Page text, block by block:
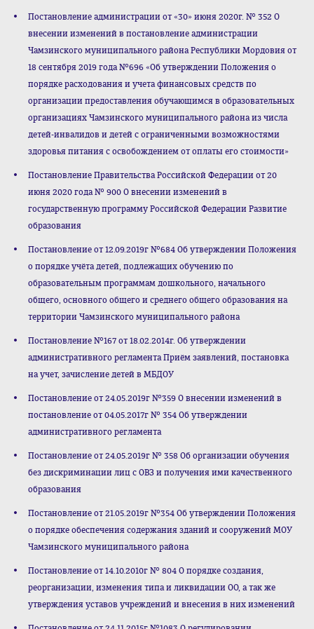
Постановление администрации от «30» июня 2020г. № 352 О
внесении изменений в постановление администрации
Чамзинского муниципального района Республики Мордовия от
18 сентября 2019 года №696 «Об утверждении Положения о
порядке расходования и учета финансовых средств по
организации предоставления обучающимся в образовательных
организациях Чамзинского муниципального района из числа
детей-инвалидов и детей с ограниченными возможностями
здоровья питания с освобождением от оплаты его стоимости»
Постановление Правительства Российской Федерации от 20
июня 2020 года № 900 О внесении изменений в
государственную программу Российской Федерации Развитие
образования
Постановление от 12.09.2019г №684 Об утверждении Положения
о порядке учёта детей, подлежащих обучению по
образовательным программам дошкольного, начального
общего, основного общего и среднего общего образования на
территории Чамзинского муниципального района
Постановление №167 от 18.02.2014г. Об утверждении
административного регламента Приём заявлений, постановка
на учет, зачисление детей в МБДОУ
Постановление от 24.05.2019г №359 О внесении изменений в
постановление от 04.05.2017г № 354 Об утверждении
административного регламента
Постановление от 24.05.2019г № 358 Об организации обучения
без дискриминации лиц с ОВЗ и получения ими качественного
образования
Постановление от 21.05.2019г №354 Об утверждении Положения
о порядке обеспечения содержания зданий и сооружений МОУ
Чамзинского муниципального района
Постановление от 14.10.2010г № 804 О порядке создания,
реорганизации, изменения типа и ликвидации ОО, а так же
утверждения уставов учреждений и внесения в них изменений